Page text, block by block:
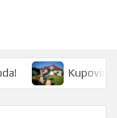
Kupovina